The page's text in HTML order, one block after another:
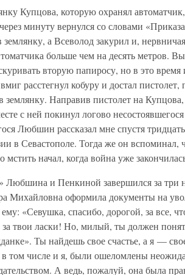
Купцова, которую охранял
минуту вернулся со словами
а Всеволод закурил и,
больше чем на десять метров.
вторую папиросу, но в это время
расстегнул кобуру и достал пистолет,
землянку. Направив пистолет на Купцова,
с ней покинул логово
Любшин рассказал мне спустя
в Севастополе. Тогда же он вспоминал,
начал, когда война уже
Любшина и Пенкиной завершился за три
Михайловна оформила документы на
ему: «Севушка, спасибо, дорогой, за все,
за твои ласки! Но, милый, ты должен
Ты найдешь свое счастье, а я —
в том числе и я, были ошеломлены
А ведь, пожалуй, она была